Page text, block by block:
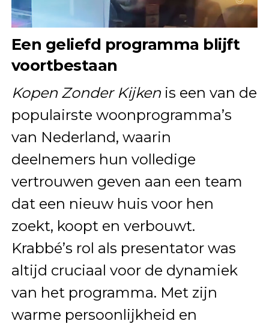
Een geliefd programma blijft
voortbestaan
Kopen Zonder Kijkenis een van de
populairste woonprogramma’s
van Nederland, waarin
deelnemers hun volledige
vertrouwen geven aan een team
dat een nieuw huis voor hen
zoekt, koopt en verbouwt.
Krabbé’s rol als presentator was
altijd cruciaal voor de dynamiek
van het programma. Met zijn
warme persoonlijkheid en